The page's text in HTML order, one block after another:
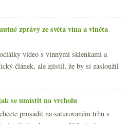
zprávy ze světa vína a viněta
video s vinnými sklenkami a
článek, ale zjistil, že by si zasloužil
se umístit na vrcholu
prosadit na saturovaném trhu s